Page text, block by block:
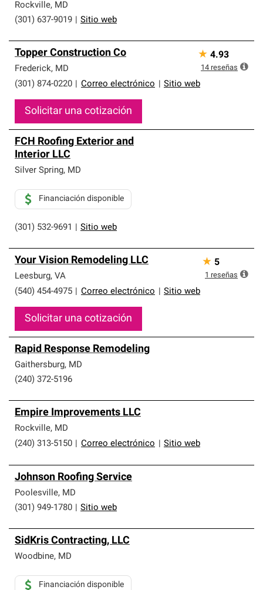
Rockville, MD
(301) 637-9019
Sitio web
Topper Construction Co
Frederick, MD
(301) 874-0220
Correo electrónico Sitio web
Solicitar una cotización
★ 4.93
14 reseñas
FCH Roofing Exterior and
Interior LLC
Silver Spring, MD
(301) 532-9691 Sitio web
Financiación disponible
Your Vision Remodeling LLC
Leesburg, VA
(540) 454-4975
Correo electrónico Sitio web
Solicitar una cotización
★ 5
1 reseñas
Rapid Response Remodeling
Gaithersburg, MD
(240) 372-5196
Empire Improvements LLC
Rockville, MD
(240) 313-5150
Correo electrónico Sitio web
Johnson Roofing Service
Poolesville, MD
(301) 949-1780
Sitio web
SidKris Contracting, LLC
Woodbine, MD
Financiación disponible